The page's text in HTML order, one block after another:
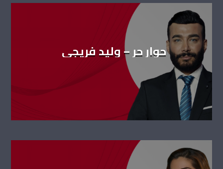
حوار حر – وليد فريجي